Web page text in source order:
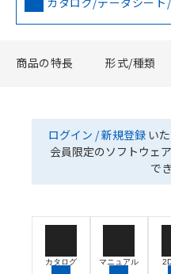
商品の特長 形式/種類
ログイン / 新規登録 い
会員限定のソフトウェ
で
カタログ マニュアル